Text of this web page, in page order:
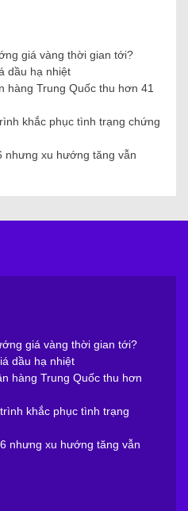
giá vàng thời gian tới?
dầu hạ nhiệt
hàng Trung Quốc thu hơn 41
khắc phục tình trạng chứng
nhưng xu hướng tăng vẫn
giá vàng thời gian tới?
dầu hạ nhiệt
hàng Trung Quốc thu hơn
khắc phục tình trạng
nhưng xu hướng tăng vẫn